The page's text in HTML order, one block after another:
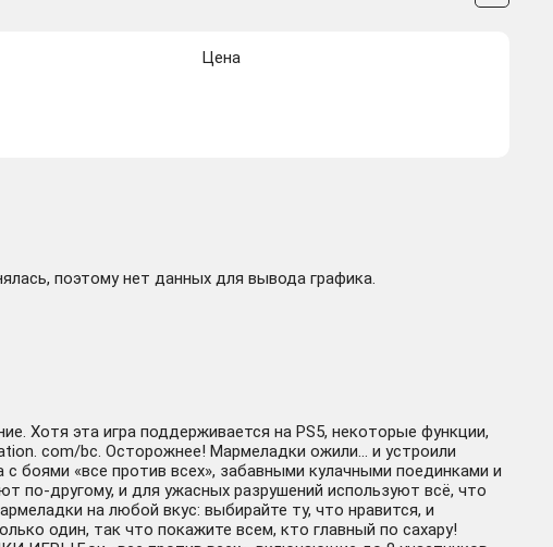
Цена
поэтому нет данных для вывода графика.
Хотя эта игра поддерживается на PS5, некоторые функции,
com/bc. Осторожнее! Мармеладки ожили… и устроили
боями «все против всех», забавными кулачными поединками и
по-другому, и для ужасных разрушений используют всё, что
на любой вкус: выбирайте ту, что нравится, и
один, так что покажите всем, кто главный по сахару!